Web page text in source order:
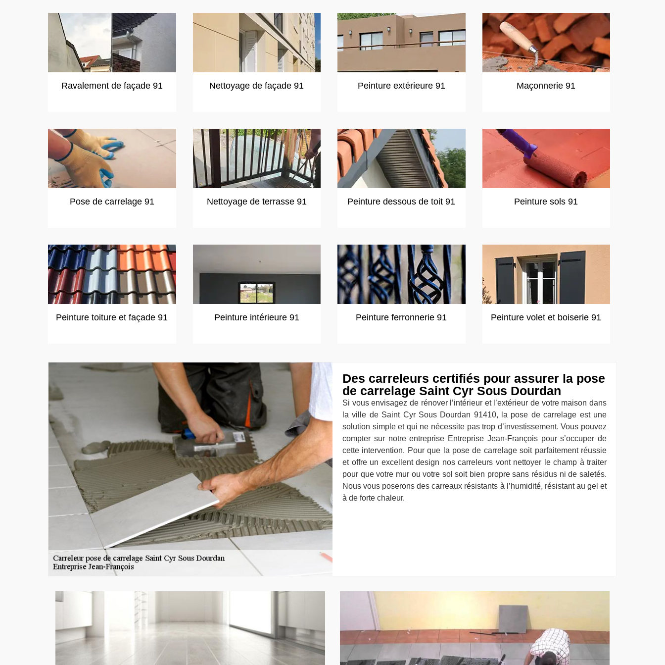
Ravalement de façade 91 Nettoyage de façade 91 Peinture extérieure 91 Maçonnerie 91
Pose de carrelage 91 Nettoyage de terrasse 91 Peinture dessous de toit 91 Peinture sols 91
Peinture toiture et façade 91 Peinture intérieure 91 Peinture ferronnerie 91 Peinture volet et boiserie 91
Des carreleurs certifiés pour assurer la pose
de carrelage Saint Cyr Sous Dourdan
Si vous envisagez de rénover l’intérieur et l’extérieur de votre maison dans
la ville de Saint Cyr Sous Dourdan 91410, la pose de carrelage est une
solution simple et qui ne nécessite pas trop d’investissement. Vous pouvez
compter sur notre entreprise Entreprise Jean-François pour s’occuper de
cette intervention. Pour que la pose de carrelage soit parfaitement réussie
et offre un excellent design nos carreleurs vont nettoyer le champ à traiter
pour que votre mur ou votre sol soit bien propre sans résidus ni de saletés.
Nous vous poserons des carreaux résistants à l’humidité, résistant au gel et
à de forte chaleur.